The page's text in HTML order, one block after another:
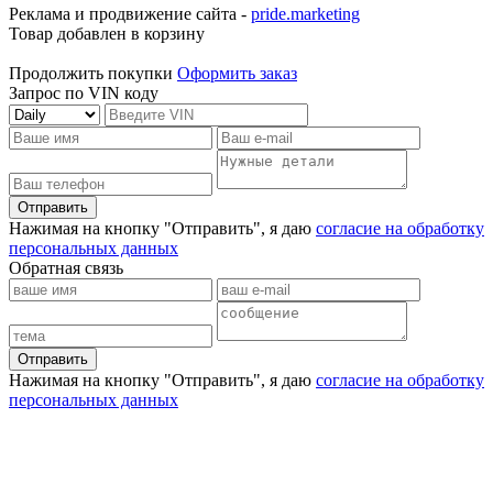
Реклама и продвижение сайта - pride.marketing
Товар добавлен в корзину
Продолжить покупки Оформить заказ
Запрос по VIN коду
Отправить
Нажимая на кнопку "Отправить", я даю согласие на обработку
персональных данных
Обратная связь
Отправить
Нажимая на кнопку "Отправить", я даю согласие на обработку
персональных данных